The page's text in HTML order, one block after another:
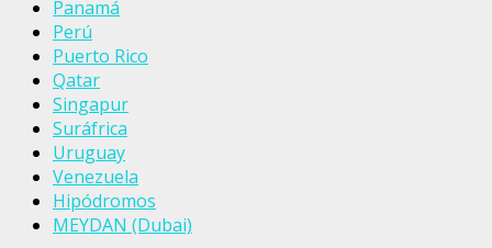
Panamá
Perú
Puerto Rico
Qatar
Singapur
Suráfrica
Uruguay
Venezuela
Hipódromos
MEYDAN (Dubai)